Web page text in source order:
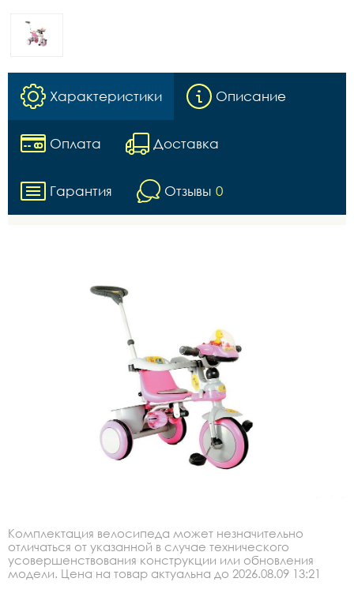
Характеристики Описание
Оплата Доставка
Гарантия Отзывы 0
Комплектация велосипеда может незначительно
отличаться от указанной в случае технического
усовершенствования конструкции или обновления
модели. Цена на товар актуальна до 2026.08.09 13:21